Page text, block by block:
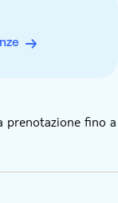
prenotazione fino a